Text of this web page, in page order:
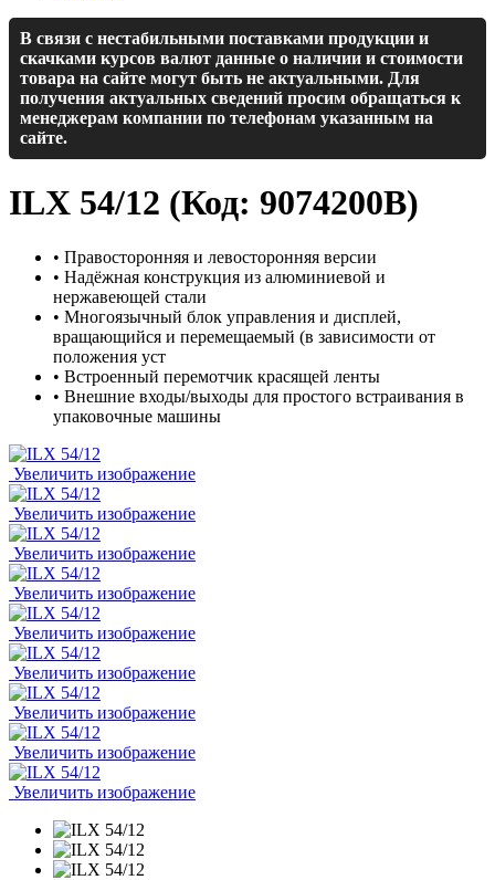
В связи с нестабильными поставками продукции и
скачками курсов валют данные о наличии и стоимости
товара на сайте могут быть не актуальными. Для
получения актуальных сведений просим обращаться к
менеджерам компании по телефонам указанным на
сайте.
ILX 54/12 (Код: 9074200B)
• Правосторонняя и левосторонняя версии
• Надёжная конструкция из алюминиевой и
нержавеющей стали
• Многоязычный блок управления и дисплей,
вращающийся и перемещаемый (в зависимости от
положения уст
• Встроенный перемотчик красящей ленты
• Внешние входы/выходы для простого встраивания в
упаковочные машины
Увеличить изображение
Увеличить изображение
Увеличить изображение
Увеличить изображение
Увеличить изображение
Увеличить изображение
Увеличить изображение
Увеличить изображение
Увеличить изображение